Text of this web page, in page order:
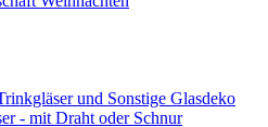
und Sonstige Glasdeko
- mit Draht oder Schnur